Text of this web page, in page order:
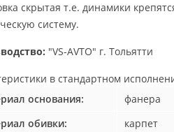
скрытая т.е. динамики
систему.
"VS-AVTO" г. Тольятти
в стандартном
основания:
фанера
обивки:
карпет